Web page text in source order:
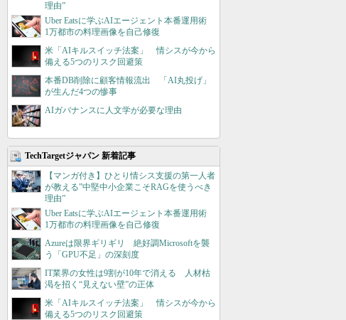
理由”
Uber Eatsに学ぶAIエージェント本番運用術
1万都市の料理画像を自己修復
米「AIキルスイッチ法案」 情シスが今から
備える5つのリスク回避策
本番DB削除に顧客情報流出 「AI丸投げ」
が生んだ4つの惨事
AIガバナンスに人文学が必要な理由
TechTargetジャパン 新着記事
【マンガ付き】ひとり情シス支援の第一人者
が教える”中堅中小企業こそRAGを使うべき
理由”
Uber Eatsに学ぶAIエージェント本番運用術
1万都市の料理画像を自己修復
Azureは限界ギリギリ 絶好調Microsoftを襲
う「GPU不足」の深刻度
IT業界の女性は9割が10年で消える 人材枯
渇を招く“見えない壁”の正体
米「AIキルスイッチ法案」 情シスが今から
備える5つのリスク回避策